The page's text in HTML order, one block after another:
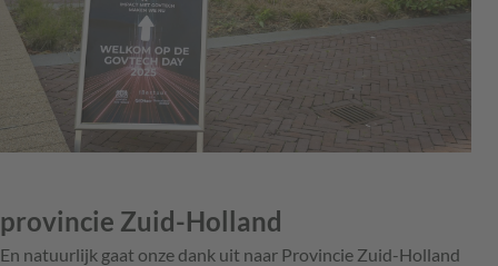
provincie Zuid-Holland
En natuurlijk gaat onze dank uit naar Provincie Zuid-Holland